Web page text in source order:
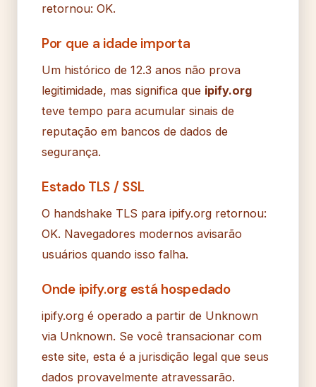
retornou: OK.
Por que a idade importa
Um histórico de 12.3 anos não prova
legitimidade, mas significa que ipify.org
teve tempo para acumular sinais de
reputação em bancos de dados de
segurança.
Estado TLS / SSL
O handshake TLS para ipify.org retornou:
OK. Navegadores modernos avisarão
usuários quando isso falha.
Onde ipify.org está hospedado
ipify.org é operado a partir de Unknown
via Unknown. Se você transacionar com
este site, esta é a jurisdição legal que seus
dados provavelmente atravessarão.